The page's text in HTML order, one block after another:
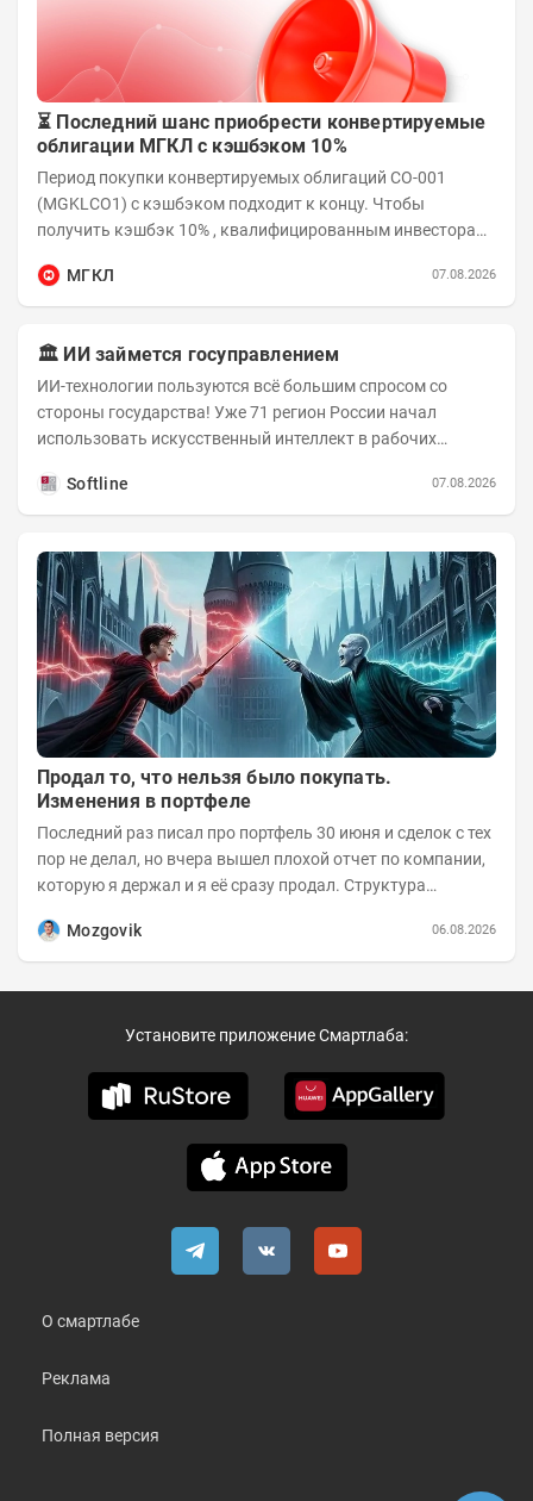
⏳ Последний шанс приобрести конвертируемые
облигации МГКЛ с кэшбэком 10%
Период покупки конвертируемых облигаций СО-001
(MGKLCO1) с кэшбэком подходит к концу. Чтобы
получить кэшбэк 10% , квалифицированным инвесторам
МГКЛ
07.08.2026
🏛️ ИИ займется госуправлением
ИИ-технологии пользуются всё большим спросом со
стороны государства! Уже 71 регион России начал
использовать искусственный интеллект в рабочих
Softline
07.08.2026
Продал то, что нельзя было покупать.
Изменения в портфеле
Последний раз писал про портфель 30 июня и сделок с тех
пор не делал, но вчера вышел плохой отчет по компании,
которую я держал и я её сразу продал. Структура
Mozgovik
06.08.2026
Установите приложение Смартлаба:
О смартлабе
Реклама
Полная версия